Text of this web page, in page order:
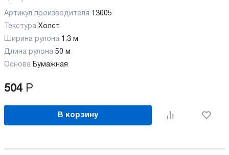
Артикул производителя 13005
Текстура Холст
Ширина рулона 1.3 м
Длина рулона 50 м
Основа Бумажная
504 Р
В корзину